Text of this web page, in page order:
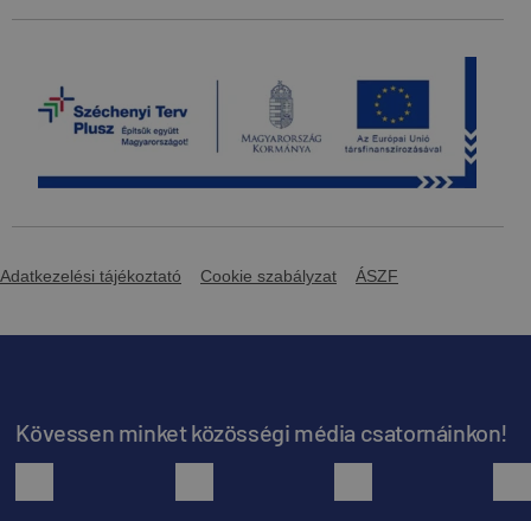
Adatkezelési tájékoztató Cookie szabályzat ÁSZF
Kövessen minket közösségi média csatornáinkon!
facebook youtube instagram